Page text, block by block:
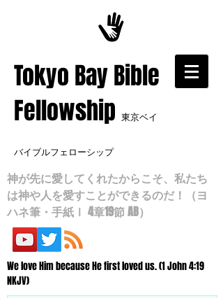
​Tokyo Bay Bible
Fellowship 東京ベイ
バイブルフェローシップ
神が先に愛してくれたからこそ、私たち
は神や人を愛すことができるのだ！（ヨ
ハネ筆・手紙Ⅰ 4章19節 AB）
We love Him because He first loved us. (1 John 4:19
NKJV)